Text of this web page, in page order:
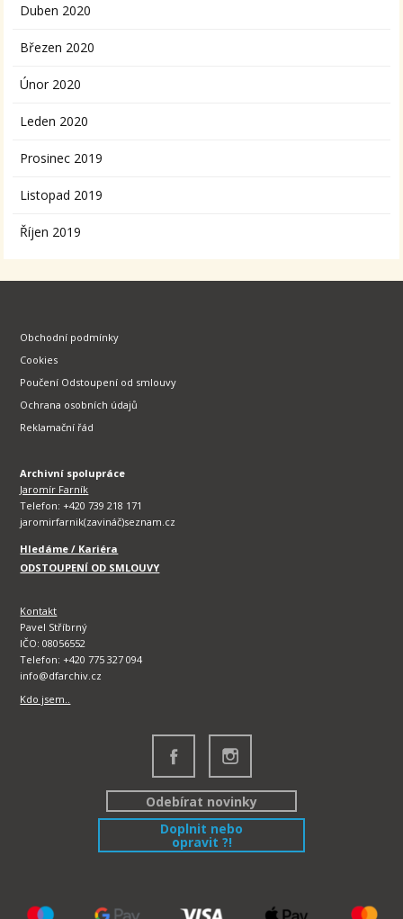
Duben 2020
Březen 2020
Únor 2020
Leden 2020
Prosinec 2019
Listopad 2019
Říjen 2019
Obchodní podmínky
Cookies
Poučení Odstoupení od smlouvy
Ochrana osobních údajů
Reklamační řád
Archivní spolupráce
Jaromír Farník
Telefon: +420 739 218 171
jaromirfarnik(zavináč)seznam.cz
Hledáme / Kariéra
ODSTOUPENÍ OD SMLOUVY
Kontakt
Pavel Stříbrný
IČO: 08056552
Telefon: +420 775 327 094
info@dfarchiv.cz
Kdo jsem..
Odebírat novinky
Doplnit nebo
opravit ?!